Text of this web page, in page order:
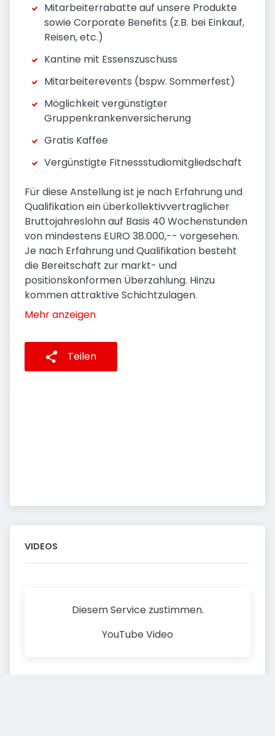
Mitarbeiterrabatte auf unsere Produkte
sowie Corporate Benefits (z.B. bei Einkauf,
Reisen, etc.)
Kantine mit Essenszuschuss
Mitarbeiterevents (bspw. Sommerfest)
Möglichkeit vergünstigter
Gruppenkrankenversicherung
Gratis Kaffee
Vergünstigte Fitnessstudiomitgliedschaft
Für diese Anstellung ist je nach Erfahrung und
Qualifikation ein überkollektivvertraglicher
Bruttojahreslohn auf Basis 40 Wochenstunden
von mindestens EURO 38.000,-- vorgesehen.
Je nach Erfahrung und Qualifikation besteht
die Bereitschaft zur markt- und
positionskonformen Überzahlung. Hinzu
kommen attraktive Schichtzulagen.
Mehr anzeigen
Teilen
VIDEOS
Diesem Service zustimmen.
YouTube Video